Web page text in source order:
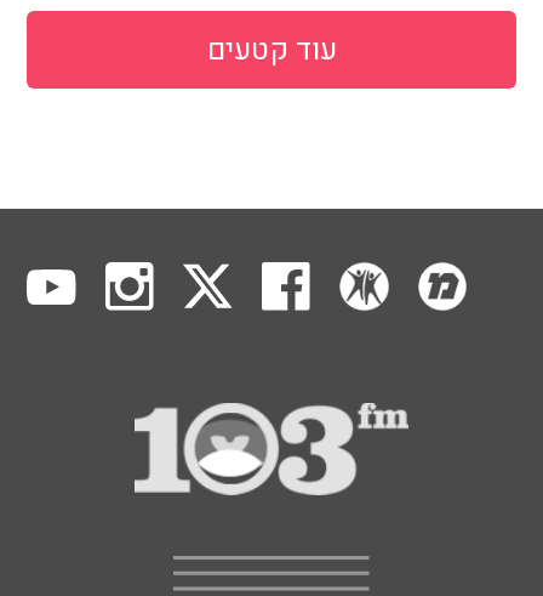
עוד קטעים